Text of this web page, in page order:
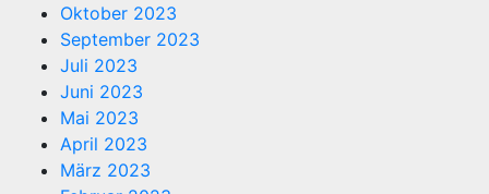
Oktober 2023
September 2023
Juli 2023
Juni 2023
Mai 2023
April 2023
März 2023